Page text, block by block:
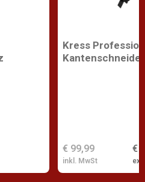
Kress
€
€ 99,99
inkl. MwSt